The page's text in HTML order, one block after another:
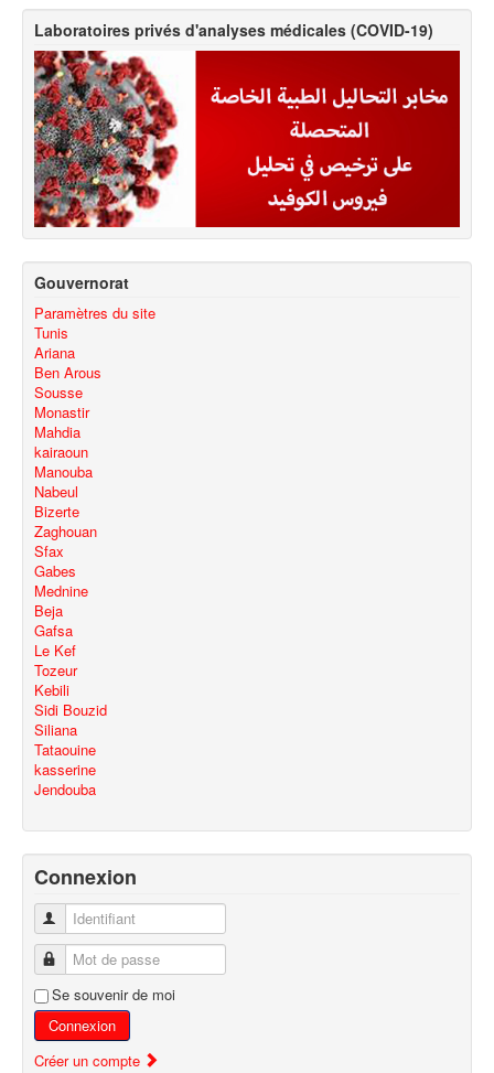
Laboratoires privés d'analyses médicales (COVID-19)
Gouvernorat
Paramètres du site
Tunis
Ariana
Ben Arous
Sousse
Monastir
Mahdia
kairaoun
Manouba
Nabeul
Bizerte
Zaghouan
Sfax
Gabes
Mednine
Beja
Gafsa
Le Kef
Tozeur
Kebili
Sidi Bouzid
Siliana
Tataouine
kasserine
Jendouba
Connexion
Identifiant
Mot de passe
Se souvenir de moi
Connexion
Créer un compte